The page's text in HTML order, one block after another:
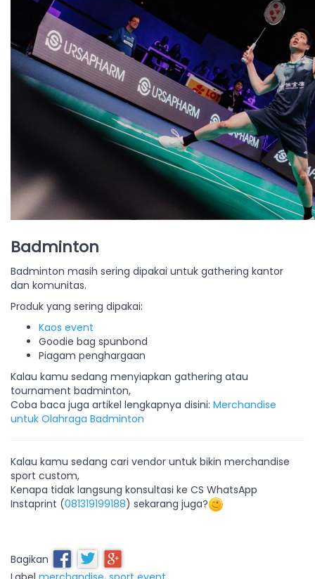
Badminton
Badminton masih sering dipakai untuk gathering kantor
dan komunitas.
Produk yang sering dipakai:
Kaos event
Goodie bag spunbond
Piagam penghargaan
Kalau kamu sedang menyiapkan gathering atau
tournament badminton,
Coba baca juga artikel lengkapnya disini: Merchandise
untuk Olahraga Badminton
Kalau kamu sedang cari vendor untuk bikin merchandise
sport custom,
Kenapa tidak langsung konsultasi ke CS WhatsApp
Instaprint (081319199188) sekarang juga?
Bagikan